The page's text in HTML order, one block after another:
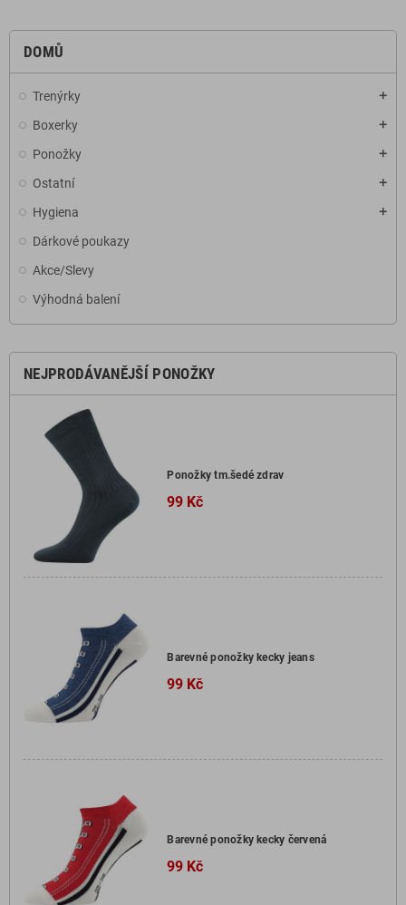
DOMŮ
Trenýrky add
Boxerky add
Ponožky add
Ostatní add
Hygiena add
Dárkové poukazy
Akce/Slevy
Výhodná balení
NEJPRODÁVANĚJŠÍ PONOŽKY
Ponožky tm.šedé zdrav
99 Kč
Barevné ponožky kecky jeans
99 Kč
Barevné ponožky kecky červená
99 Kč